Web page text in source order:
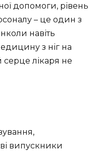
допомоги, рівень
– це один з
навіть
з ніг на
лікаря не
випускники